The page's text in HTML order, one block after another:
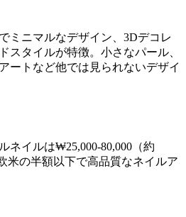
ミニマルなデザイン、3Dデコレ
スタイルが特徴。小さなパール、
ートなど他では見られないデザイ
ネイルは₩25,000-80,000（約
米の半額以下で高品質なネイルア